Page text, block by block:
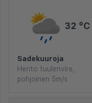
32 °C
Sadekuuroja
Hento tuulenvire,
pohjoinen 5m/s